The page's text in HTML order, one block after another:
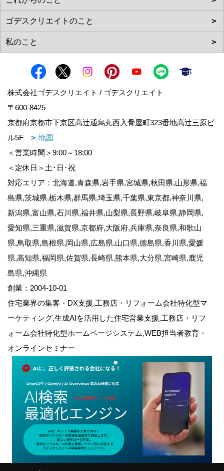
株式会社ゴデスクリエイト / ゴデスクリエイト
〒600-8425
京都府京都市下京区高辻通烏丸西入骨屋町323番地高辻三原ビ
ル5F
地図
＜営業時間＞9:00～18:00
＜定休日＞土･日･祝
対応エリア：北海道,青森県,岩手県,宮城県,秋田県,山形県,福
島県,茨城県,栃木県,群馬県,埼玉県,千葉県,東京都,神奈川県,
新潟県,富山県,石川県,福井県,山梨県,長野県,岐阜県,静岡県,
愛知県,三重県,滋賀県,京都府,大阪府,兵庫県,奈良県,和歌山
県,鳥取県,島根県,岡山県,広島県,山口県,徳島県,香川県,愛媛
県,高知県,福岡県,佐賀県,長崎県,熊本県,大分県,宮崎県,鹿児
島県,沖縄県
創業：2004-10-01
住宅業界の集客・DX支援,工務店・リフォーム会社特化型マ
ーケティング,生成AIを活用した住宅営業支援,工務店・リフ
ォーム会社特化型ホームページシステム,WEB担当者教育・
オンラインセミナー